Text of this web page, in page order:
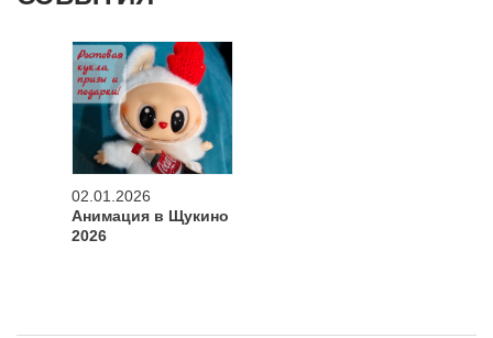
02.01.2026
Анимация в Щукино
2026